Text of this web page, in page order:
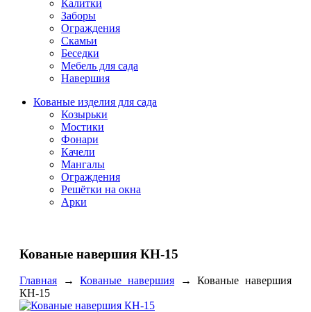
Калитки
Заборы
Ограждения
Скамьи
Беседки
Мебель для сада
Навершия
Кованые изделия для сада
Козырьки
Мостики
Фонари
Качели
Мангалы
Ограждения
Решётки на окна
Арки
Кованые навершия КН-15
Главная →Кованые навершия →Кованые навершия
КН-15